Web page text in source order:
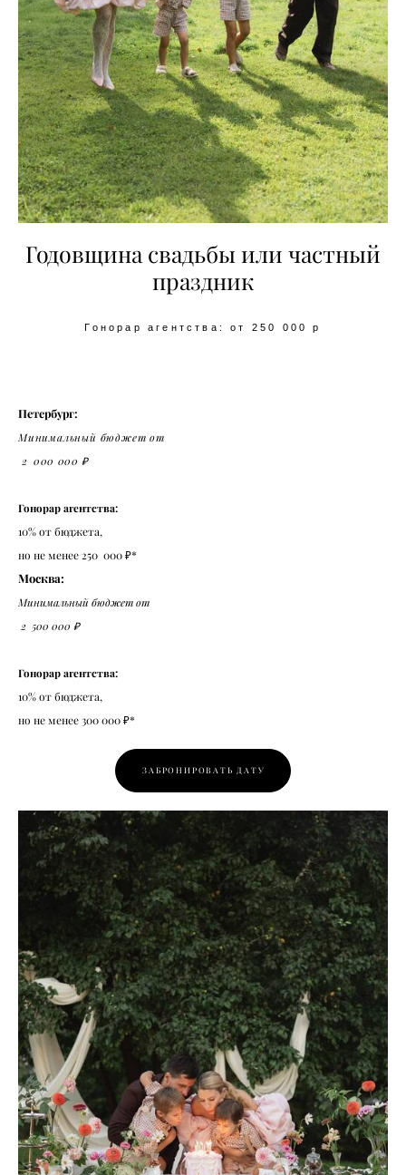
Годовщина свадьбы или частный
праздник
Гонорар агентства: от 250 000 р
Петербург:
Минимальный бюджетот
2 000 000 ₽
Гонорар агентства:
10% от бюджета,
но не менее 250 000 ₽*
Москва:
Минимальный бюджет от
2 500 000 ₽
Гонорар агентства:
10% от бюджета,
но не менее 300 000 ₽*
ЗАБРОНИРОВАТЬ ДАТУ